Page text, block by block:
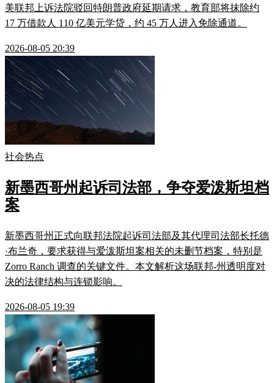
美联邦上诉法院驳回特朗普政府延期请求，教育部将抹除约
17 万借款人 110 亿美元学贷，约 45 万人进入免除通道。
2026-08-05 20:39
社会热点
新墨西哥州起诉司法部，争夺爱泼斯坦档
案
新墨西哥州正式向联邦法院起诉司法部及其代理司法部长托德
·布兰奇，要求获得与爱泼斯坦案相关的未删节档案，特别是
Zorro Ranch 调查的关键文件。本文解析这场联邦-州透明度对
决的法律结构与连锁影响。
2026-08-05 19:39